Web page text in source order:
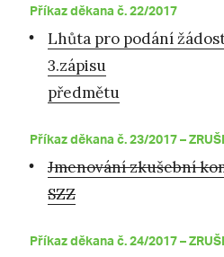
Příkaz děkana č. 22/2017
Lhůta pro podání
3.zápisu
předmětu
Příkaz děkana č. 23/2017 –
Jmenování zkušební
SZZ
Příkaz děkana č. 24/2017 –